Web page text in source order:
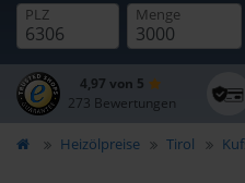
PLZ Menge
4,97 von 5
273 Bewertungen
Heizölpreise Tirol